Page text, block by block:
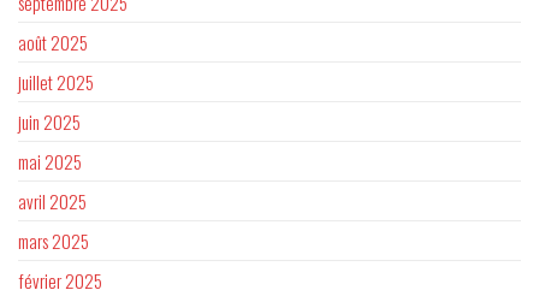
août 2025
juillet 2025
juin 2025
mai 2025
avril 2025
mars 2025
février 2025